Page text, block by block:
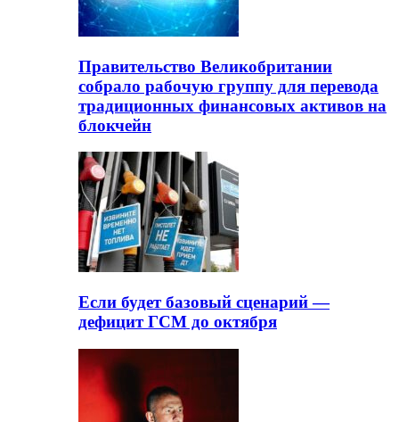
Правительство Великобритании
собрало рабочую группу для перевода
традиционных финансовых активов на
блокчейн
Если будет базовый сценарий —
дефицит ГСМ до октября